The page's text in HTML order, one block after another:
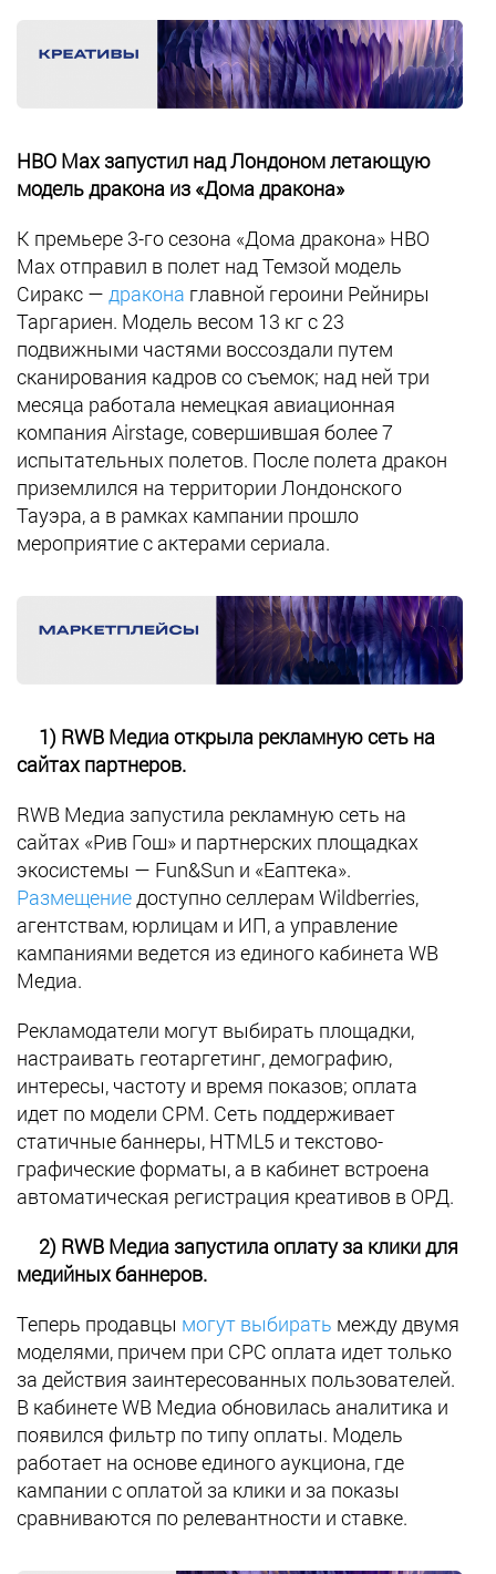
HBO Max запустил над Лондоном летающую
модель дракона из «Дома дракона»
К премьере 3-го сезона «Дома дракона» HBO
Max отправил в полет над Темзой модель
Сиракс — дракона главной героини Рейниры
Таргариен. Модель весом 13 кг с 23
подвижными частями воссоздали путем
сканирования кадров со съемок; над ней три
месяца работала немецкая авиационная
компания Airstage, совершившая более 7
испытательных полетов. После полета дракон
приземлился на территории Лондонского
Тауэра, а в рамках кампании прошло
мероприятие с актерами сериала.
1) RWB Медиа открыла рекламную сеть на
сайтах партнеров.
RWB Медиа запустила рекламную сеть на
сайтах «Рив Гош» и партнерских площадках
экосистемы — Fun&Sun и «Еаптека».
Размещениедоступно селлерам Wildberries,
агентствам, юрлицам и ИП, а управление
кампаниями ведется из единого кабинета WB
Медиа.
Рекламодатели могут выбирать площадки,
настраивать геотаргетинг, демографию,
интересы, частоту и время показов; оплата
идет по модели CPM. Сеть поддерживает
статичные баннеры, HTML5 и текстово-
графические форматы, а в кабинет встроена
автоматическая регистрация креативов в ОРД.
2) RWB Медиа запустила оплату за клики для
медийных баннеров.
Теперь продавцы могут выбирать между двумя
моделями, причем при CPC оплата идет только
за действия заинтересованных пользователей.
В кабинете WB Медиа обновилась аналитика и
появился фильтр по типу оплаты. Модель
работает на основе единого аукциона, где
кампании с оплатой за клики и за показы
сравниваются по релевантности и ставке.